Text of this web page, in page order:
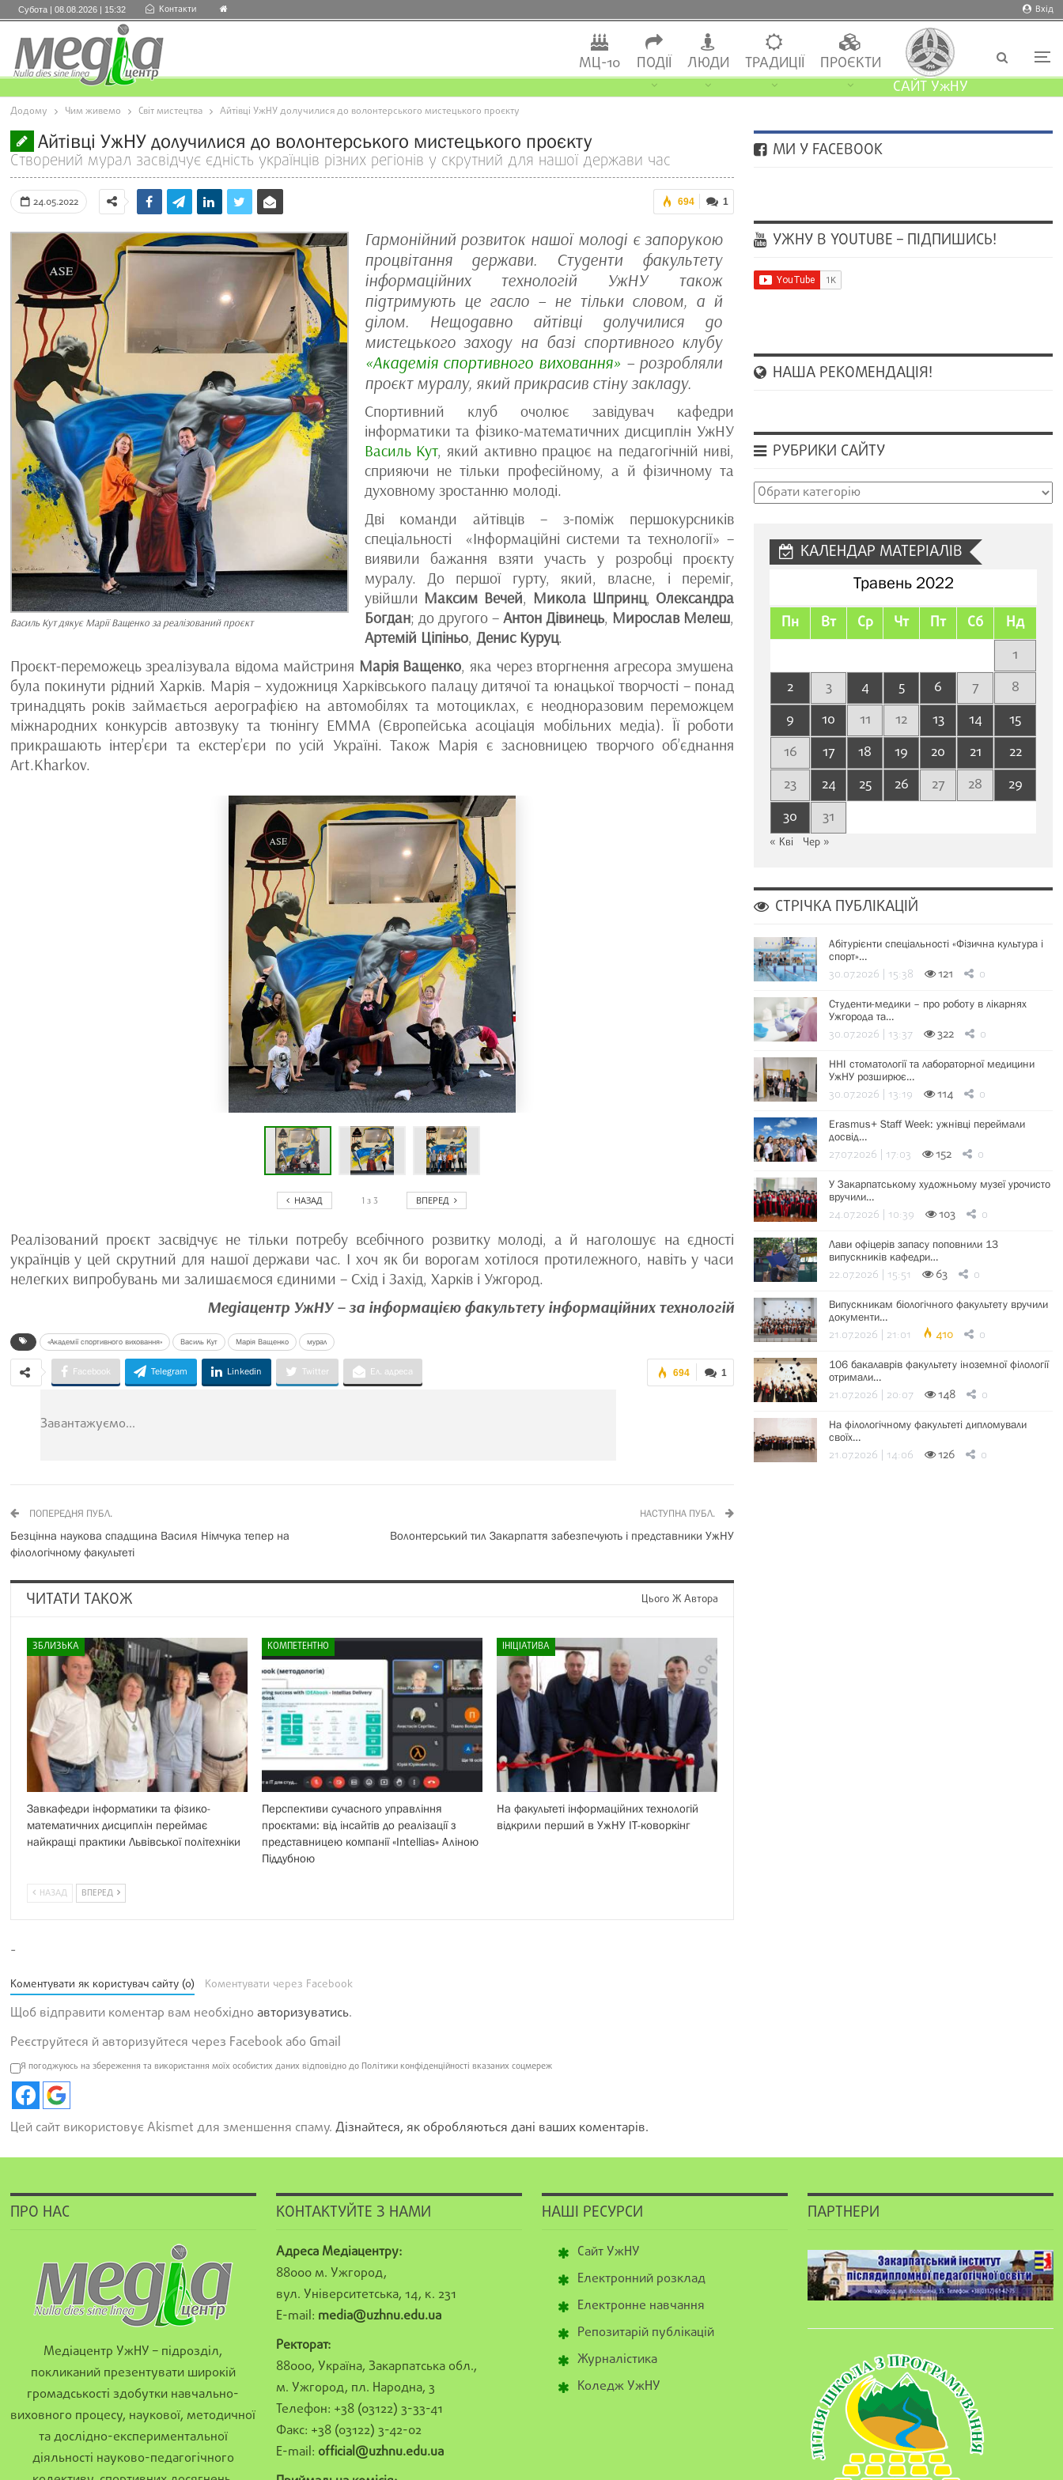
Вхід
Субота | 08.08.2026 | 15:32 Контакти
МЦ-10 ПОДІЇ ЛЮДИ ТРАДИЦІЇ
ПРОЄКТИ
САЙТ УжНУ
Додому Чим живемо Світ мистецтва Айтівці УжНУ долучилися до волонтерського мистецького проєкту
Айтівці УжНУ долучилися до волонтерського мистецького проєкту
Створений мурал засвідчує єдність українців різних регіонів у скрутний для нашої держави час
24.05.2022 1
694
Василь Кут дякує Марії Ващенко за реалізований проєкт
Гармонійний розвиток нашої молоді є запорукою
процвітання держави. Студенти факультету
інформаційних технологій УжНУ також
підтримують це гасло – не тільки словом, а й
ділом. Нещодавно айтівці долучилися до
мистецького заходу на базі спортивного клубу
«Академія спортивного виховання» – розробляли
проєкт муралу, який прикрасив стіну закладу.
Спортивний клуб очолює завідувач кафедри
інформатики та фізико-математичних дисциплін УжНУ
Василь Кут, який активно працює на педагогічній ниві,
сприяючи не тільки професійному, а й фізичному та
духовному зростанню молоді.
Дві команди айтівців – з-поміж першокурсників
спеціальності «Інформаційні системи та технології» –
виявили бажання взяти участь у розробці проєкту
муралу. До першої гурту, який, власне, і переміг,
увійшли Максим Вечей, Микола Шпринц, Олександра
Богдан; до другого – Антон Дівинець, Мирослав Мелеш,
Артемій Ціпіньо, Денис Куруц.
Проєкт-переможець зреалізувала відома майстриня Марія Ващенко, яка через вторгнення агресора змушена
була покинути рідний Харків. Марія – художниця Харківського палацу дитячої та юнацької творчості – понад
тринадцять років займається аерографією на автомобілях та мотоциклах, є неодноразовим переможцем
міжнародних конкурсів автозвуку та тюнінгу EMMA (Європейська асоціація мобільних медіа). Її роботи
прикрашають інтер’єри та екстер’єри по усій Україні. Також Марія є засновницею творчого об’єднання
Art.Kharkov.
НАЗАД 1 з 3 ВПЕРЕД
Реалізований проєкт засвідчує не тільки потребу всебічного розвитку молоді, а й наголошує на єдності
українців у цей скрутний для нашої держави час. І хоч як би ворогам хотілося протилежного, навіть у часи
нелегких випробувань ми залишаємося єдиними – Схід і Захід, Харків і Ужгород.
Медіацентр УжНУ – за інформацією факультету інформаційних технологій
«Академії спортивного виховання» Василь Кут Марія Ващенко мурал
1
694
Facebook Telegram Linkedin Twitter Ел. адреса
Завантажуємо...
ПОПЕРЕДНЯ ПУБЛ.
Безцінна наукова спадщина Василя Німчука тепер на
філологічному факультеті
НАСТУПНА ПУБЛ.
Волонтерський тил Закарпаття забезпечують і представники УжНУ
ЧИТАТИ ТАКОЖ Цього Ж Автора
ЗБЛИЗЬКА
Завкафедри інформатики та фізико-
математичних дисциплін переймає
найкращі практики Львівської політехніки
КОМПЕТЕНТНО
Перспективи сучасного управління
проєктами: від інсайтів до реалізації з
представницею компанії «Intellias» Аліною
Піддубною
ІНІЦІАТИВА
На факультеті інформаційних технологій
відкрили перший в УжНУ ІТ-коворкінг
НАЗАД ВПЕРЕД
-
Коментувати як користувач сайту (0) Коментувати через Facebook
Щоб відправити коментар вам необхідно авторизуватись.
Реєструйтеся й авторизуйтеся через Facebook або Gmail
Я погоджуюсь на збереження та використання моїх особистих даних відповідно до Політики конфіденційності вказаних соцмереж
Цей сайт використовує Akismet для зменшення спаму. Дізнайтеся, як обробляються дані ваших коментарів.
МИ У FACEBOOK
УЖНУ В YOUTUBE – ПІДПИШИСЬ!
НАША РЕКОМЕНДАЦІЯ!
РУБРИКИ САЙТУ
Рубрики
КАЛЕНДАР МАТЕРІАЛІВ
Травень 2022
Пн Вт Ср Чт Пт Сб Нд
1
2
3 4 5 6 7
8
9
10 11 12 13 14
15
16
17 18 19 20 21
22
23
24 25 26 27 28
29
30
31
« Кві Чер »
СТРІЧКА ПУБЛІКАЦІЙ
Абітурієнти спеціальності «Фізична культура і
спорт»…
30.07.2026 | 15:38 121 0
Студенти-медики – про роботу в лікарнях
Ужгорода та…
30.07.2026 | 13:37 322 0
ННІ стоматології та лабораторної медицини
УжНУ розширює…
30.07.2026 | 13:19 114 0
Erasmus+ Staff Week: ужнівці переймали
досвід…
27.07.2026 | 17:03 152 0
У Закарпатському художньому музеї урочисто
вручили…
24.07.2026 | 10:39 103 0
Лави офіцерів запасу поповнили 13
випускників кафедри…
22.07.2026 | 15:51 63 0
Випускникам біологічного факультету вручили
документи…
21.07.2026 | 21:01 410 0
106 бакалаврів факультету іноземної філології
отримали…
21.07.2026 | 20:07 148 0
На філологічному факультеті дипломували
своїх…
21.07.2026 | 14:06 126 0
ПРО НАС
Медіацентр УжНУ – підрозділ,
покликаний презентувати широкій
громадськості здобутки навчально-
виховного процесу, наукової, методичної
та дослідно-експериментальної
діяльності науково-педагогічного
КОНТАКТУЙТЕ З НАМИ
Адреса Медіацентру:
88000 м. Ужгород,
вул. Університетська, 14, к. 231
E-mail: media@uzhnu.edu.ua
Ректорат:
88000, Україна, Закарпатська обл.,
м. Ужгород, пл. Народна, 3
Телефон: +38 (03122) 3-33-41
Факс: +38 (03122) 3-42-02
E-mail: official@uzhnu.edu.ua
НАШІ РЕСУРСИ
Сайт УжНУ
Електронний розклад
Електронне навчання
Репозитарій публікацій
Журналістика
Коледж УжНУ
ПАРТНЕРИ